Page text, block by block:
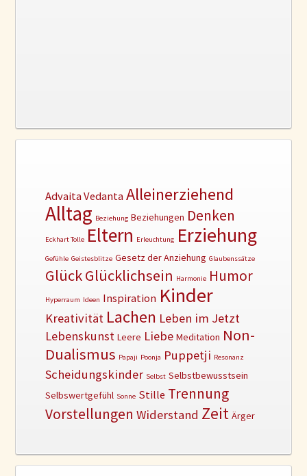
Advaita Vedanta Alleinerziehend
Alltag Beziehung Beziehungen Denken
Eckhart Tolle Eltern Erleuchtung Erziehung
Gefühle Geistesblitze Gesetz der Anziehung Glaubenssätze
GlückGlücklichsein Harmonie Humor
Hyperraum Ideen Inspiration Kinder
Kreativität Lachen Leben im Jetzt
Lebenskunst Leere Liebe Meditation Non-
Dualismus Papaji Poonja Puppetji Resonanz
Scheidungskinder Selbst Selbstbewusstsein
Selbswertgefühl Sonne Stille Trennung
Vorstellungen Widerstand Zeit Ärger